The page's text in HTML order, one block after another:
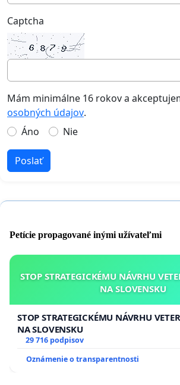
Captcha
Mám minimálne 16 rokov a
osobných údajov.
Áno
Nie
Poslať
Petície propagované inými užívateľmi
STOP STRATEGICKÉMU NÁVRHU
NA SLOVENSKU
STOP STRATEGICKÉMU NÁVRHU
NA SLOVENSKU
29 716 podpisov
Oznámenie o transparentnosti